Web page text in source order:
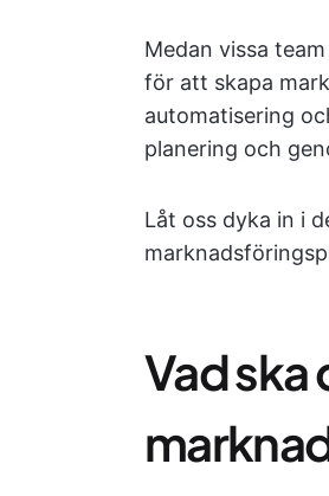
Medan vissa
för att skapa
automatisering
planering och
Låt oss dyka in i
Vad ska